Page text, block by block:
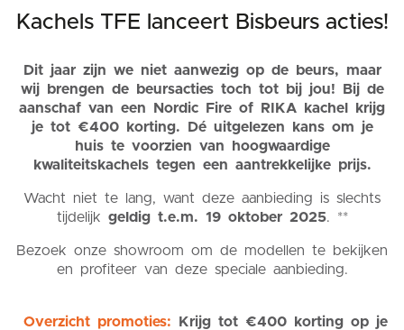
Kachels TFE lanceert Bisbeurs acties!
Dit jaar zijn we niet aanwezig op de beurs, maar
wij brengen de beursacties toch tot bij jou! Bij de
aanschaf van een Nordic Fire of RIKA kachel krijg
je tot €400 korting. Dé uitgelezen kans om je
huis te voorzien van hoogwaardige
kwaliteitskachels tegen een aantrekkelijke prijs.
Wacht niet te lang, want deze aanbieding is slechts
tijdelijk geldig t.e.m. 19 oktober 2025. **
Bezoek onze showroom om de modellen te bekijken
en profiteer van deze speciale aanbieding.
Overzicht promoties: Krijg tot €400 korting op je